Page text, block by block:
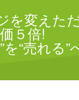
を変えた
５倍!
を“売れる”